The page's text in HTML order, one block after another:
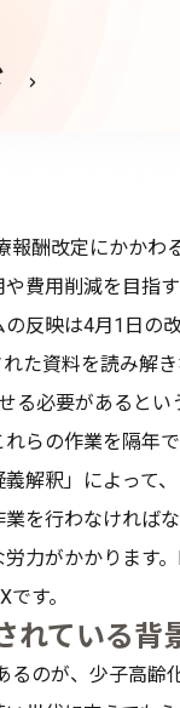
報酬改定にかか
費用削減を目指
反映は4月1日の
た資料を読み解
る必要があると
らの作業を隔年
解釈」によって
を行わなければ
力がかかります
す。
れている背
のが、少子高齢